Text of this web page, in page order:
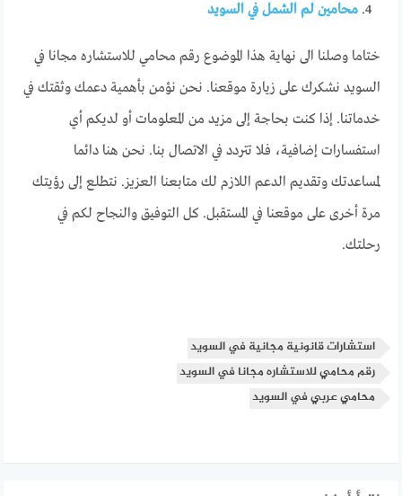
محامين لم الشمل في السويد
ختاما وصلنا الى نهاية هذا الموضوع رقم محامي للاستشاره مجانا في
السويد نشكرك على زيارة موقعنا. نحن نؤمن بأهمية دعمك وثقتك في
خدماتنا. إذا كنت بحاجة إلى مزيد من المعلومات أو لديكم أي
استفسارات إضافية، فلا تتردد في الاتصال بنا. نحن هنا دائما
لمساعدتك وتقديم الدعم اللازم لك متابعنا العزيز. نتطلع إلى رؤيتك
مرة أخرى على موقعنا في المستقبل. كل التوفيق والنجاح لكم في
رحلتك.
استشارات قانونية مجانية في السويد
رقم محامي للاستشاره مجانا في السويد
محامي عربي في السويد